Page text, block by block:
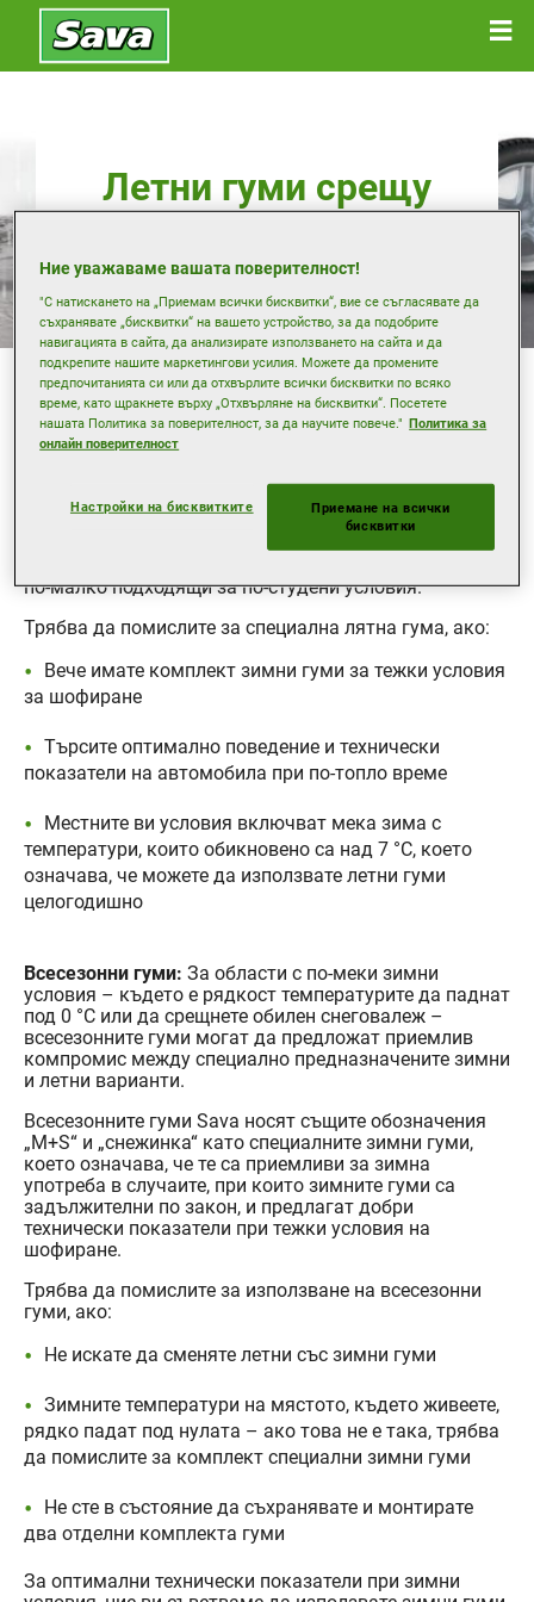
Летни гуми срещу
Някои шофьори могат да открият, че специален
комплект летни гуми е по-подходящ, отколкото един
комплект за целогодишно ползване. Ще разгледаме
плюсовете и минусите на двата варианта.
Гумите, предназначена за използване
през лятото, използват мека каучукова смес за
добро сцепление и поведение при мокри и сухи
условия. Летните гуми са проектирани, за да работят
по-малко подходящи за по-студени условия.
Трябва да помислите за специална лятна гума, ако:
Вече имате комплект зимни гуми за тежки условия
за шофиране
Търсите оптимално поведение и технически
показатели на автомобила при по-топло време
Местните ви условия включват мека зима с
температури, които обикновено са над 7 °C, което
означава, че можете да използвате летни гуми
целогодишно
Всесезонни гуми: За области с по-меки зимни
условия – където е рядкост температурите да паднат
под 0 °C или да срещнете обилен снеговалеж –
всесезонните гуми могат да предложат приемлив
компромис между специално предназначените зимни
и летни варианти.
Всесезонните гуми Sava носят същите обозначения
„M+S“ и „снежинка“ като специалните зимни гуми,
което означава, че те са приемливи за зимна
употреба в случаите, при които зимните гуми са
задължителни по закон, и предлагат добри
технически показатели при тежки условия на
шофиране.
Трябва да помислите за използване на всесезонни
гуми, ако:
Не искате да сменяте летни със зимни гуми
Зимните температури на мястото, където живеете,
рядко падат под нулата – ако това не е така, трябва
да помислите за комплект специални зимни гуми
Не сте в състояние да съхранявате и монтирате
два отделни комплекта гуми
За оптимални технически показатели при зимни
Ние уважаваме вашата поверителност!
"С натискането на „Приемам всички бисквитки“, вие се съгласявате да
съхранявате „бисквитки“ на вашето устройство, за да подобрите
навигацията в сайта, да анализирате използването на сайта и да
подкрепите нашите маркетингови усилия. Можете да промените
предпочитанията си или да отхвърлите всички бисквитки по всяко
време, като щракнете върху „Отхвърляне на бисквитки“. Посетете
нашата Политика за поверителност, за да научите повече." Политика за
онлайн поверителност
Настройки на бисквитките
Приемане на всички
бисквитки